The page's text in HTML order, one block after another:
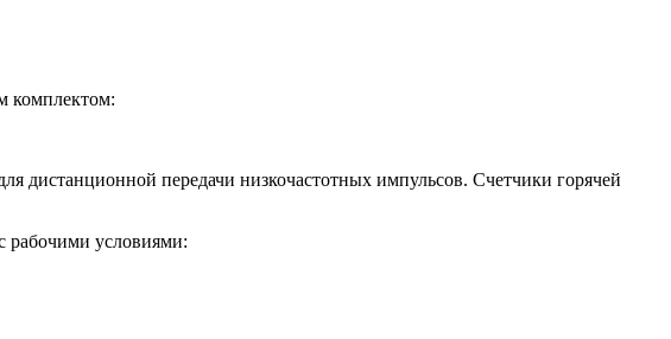
комплектом:
дистанционной передачи низкочастотных импульсов. Счетчики горячей
рабочими условиями: